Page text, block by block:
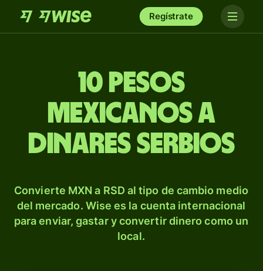
Regístrate
10 pesos
mexicanos a
dinares serbios
Convierte MXN a RSD al tipo de cambio medio
del mercado. Wise es la cuenta internacional
para enviar, gastar y convertir dinero como un
local.